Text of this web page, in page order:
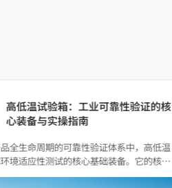
高低温试验箱：工业可靠性验证的核
心装备与实操指南
全生命周期的可靠性验证体系中，高低温
境适应性测试的核心基础装备。它的核心